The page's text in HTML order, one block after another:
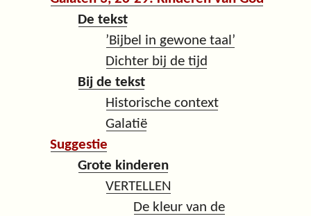
De tekst
’Bijbel in gewone taal’
Dichter bij de tijd
Bij de tekst
Historische context
Galatië
Suggestie
Grote kinderen
VERTELLEN
De kleur van de